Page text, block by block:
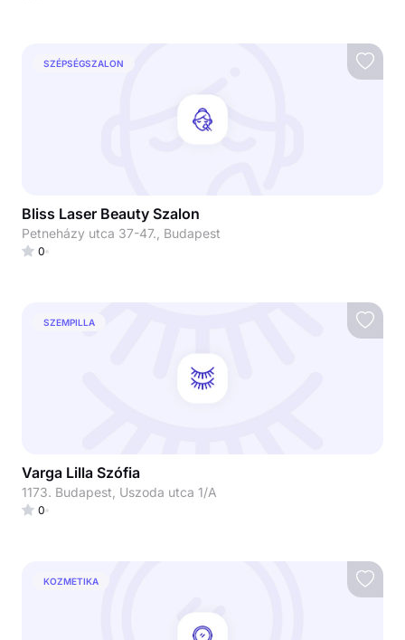
SZÉPSÉGSZALON
Bliss Laser Beauty Szalon
Petneházy utca 37-47., Budapest
0
SZEMPILLA
Varga Lilla Szófia
1173. Budapest, Uszoda utca 1/A
0
KOZMETIKA